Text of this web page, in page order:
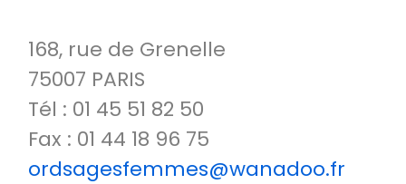
168, rue de Grenelle
75007 PARIS
Tél : 01 45 51 82 50
Fax : 01 44 18 96 75
ordsagesfemmes@wanadoo.fr